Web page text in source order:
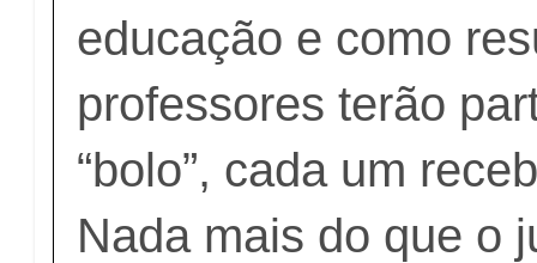
educação e como
professores terão
“bolo”, cada um
Nada mais do que o